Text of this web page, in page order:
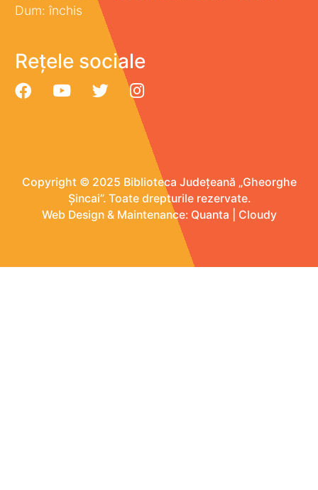
Dum: închis
Rețele sociale
Copyright © 2025 Biblioteca Județeană „Gheorghe
Șincai”. Toate drepturile rezervate.
Web Design & Maintenance: Quanta Cloudy